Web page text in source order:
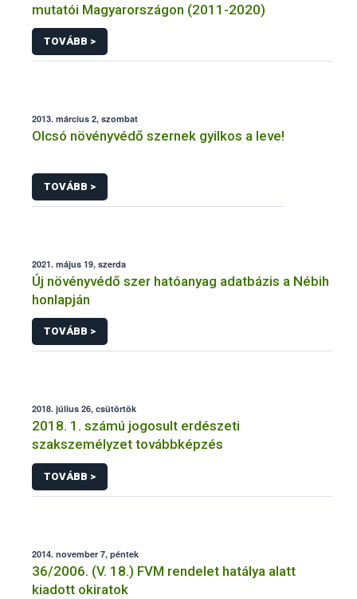
mutatói Magyarországon (2011-2020)
TOVÁBB >
2013. március 2, szombat
Olcsó növényvédő szernek gyilkos a leve!
TOVÁBB >
2021. május 19, szerda
Új növényvédő szer hatóanyag adatbázis a Nébih
honlapján
TOVÁBB >
2018. július 26, csütörtök
2018. 1. számú jogosult erdészeti
szakszemélyzet továbbképzés
TOVÁBB >
2014. november 7, péntek
36/2006. (V. 18.) FVM rendelet hatálya alatt
kiadott okiratok